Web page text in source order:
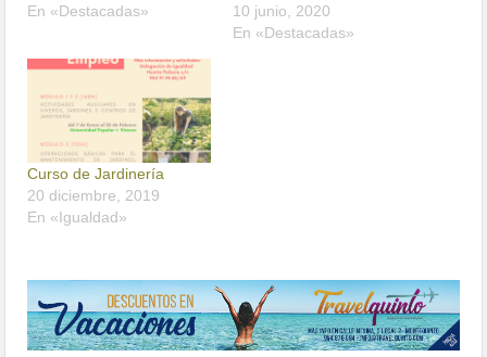
En «Destacadas»
10 junio, 2020
En «Destacadas»
Curso de Jardinería
20 diciembre, 2019
En «Igualdad»